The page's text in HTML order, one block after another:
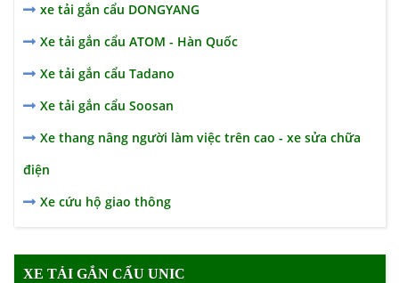
xe tải gắn cẩu DONGYANG
Xe tải gắn cẩu ATOM - Hàn Quốc
Xe tải gắn cẩu Tadano
Xe tải gắn cẩu Soosan
Xe thang nâng người làm việc trên cao - xe sửa chữa
điện
Xe cứu hộ giao thông
XE TẢI GẮN CẨU UNIC